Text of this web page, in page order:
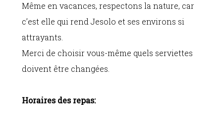
Même en vacances, respectons la nature, car
c’est elle qui rend Jesolo et ses environs si
attrayants.
Merci de choisir vous-même quels serviettes
doivent être changées.
Horaires des repas: